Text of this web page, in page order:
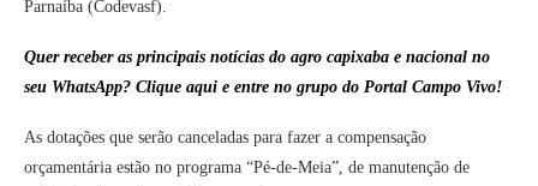
Parnaíba (Codevasf).
Quer receber as principais notícias do agro capixaba e nacional no
seu WhatsApp? Clique aqui e entre no grupo do Portal Campo Vivo!
As dotações que serão canceladas para fazer a compensação
orçamentária estão no programa “Pé-de-Meia”, de manutenção de